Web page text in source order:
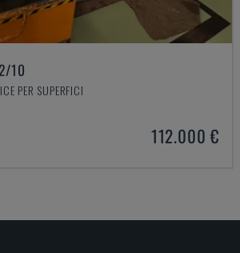
10
PER SUPERFICI
112.000 €